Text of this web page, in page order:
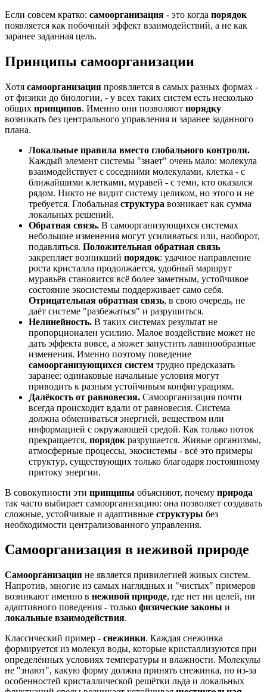
Если совсем кратко: самоорганизация - это когда порядок
появляется как побочный эффект взаимодействий, а не как
заранее заданная цель.
Принципы самоорганизации
Хотя самоорганизация проявляется в самых разных формах -
от физики до биологии, - у всех таких систем есть несколько
общих принципов. Именно они позволяют порядку
возникать без центрального управления и заранее заданного
плана.
Локальные правила вместо глобального контроля.
Каждый элемент системы "знает" очень мало: молекула
взаимодействует с соседними молекулами, клетка - с
ближайшими клетками, муравей - с теми, кто оказался
рядом. Никто не видит систему целиком, но этого и не
требуется. Глобальная структура возникает как сумма
локальных решений.
Обратная связь. В самоорганизующихся системах
небольшие изменения могут усиливаться или, наоборот,
подавляться. Положительная обратная связь
закрепляет возникший порядок: удачное направление
роста кристалла продолжается, удобный маршрут
муравьёв становится всё более заметным, устойчивое
состояние экосистемы поддерживает само себя.
Отрицательная обратная связь, в свою очередь, не
даёт системе "разбежаться" и разрушиться.
Нелинейность. В таких системах результат не
пропорционален усилию. Малое воздействие может не
дать эффекта вовсе, а может запустить лавинообразные
изменения. Именно поэтому поведение
самоорганизующихся систем трудно предсказать
заранее: одинаковые начальные условия могут
приводить к разным устойчивым конфигурациям.
Далёкость от равновесия. Самоорганизация почти
всегда происходит вдали от равновесия. Система
должна обмениваться энергией, веществом или
информацией с окружающей средой. Как только поток
прекращается, порядок разрушается. Живые организмы,
атмосферные процессы, экосистемы - всё это примеры
структур, существующих только благодаря постоянному
притоку энергии.
В совокупности эти принципы объясняют, почему природа
так часто выбирает самоорганизацию: она позволяет создавать
сложные, устойчивые и адаптивные структуры без
необходимости централизованного управления.
Самоорганизация в неживой природе
Самоорганизация не является привилегией живых систем.
Напротив, многие из самых наглядных и "чистых" примеров
возникают именно в неживой природе, где нет ни целей, ни
адаптивного поведения - только физические законы и
локальные взаимодействия.
Классический пример - снежинки. Каждая снежинка
формируется из молекул воды, которые кристаллизуются при
определённых условиях температуры и влажности. Молекулы
не "знают", какую форму должна принять снежинка, но из-за
особенностей кристаллической решётки льда и локальных